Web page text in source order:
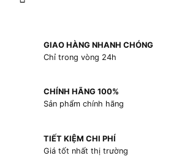
GIAO HÀNG NHANH CHÓNG
Chỉ trong vòng 24h
CHÍNH HÃNG 100%
Sản phẩm chính hãng
TIẾT KIỆM CHI PHÍ
Giá tốt nhất thị trường